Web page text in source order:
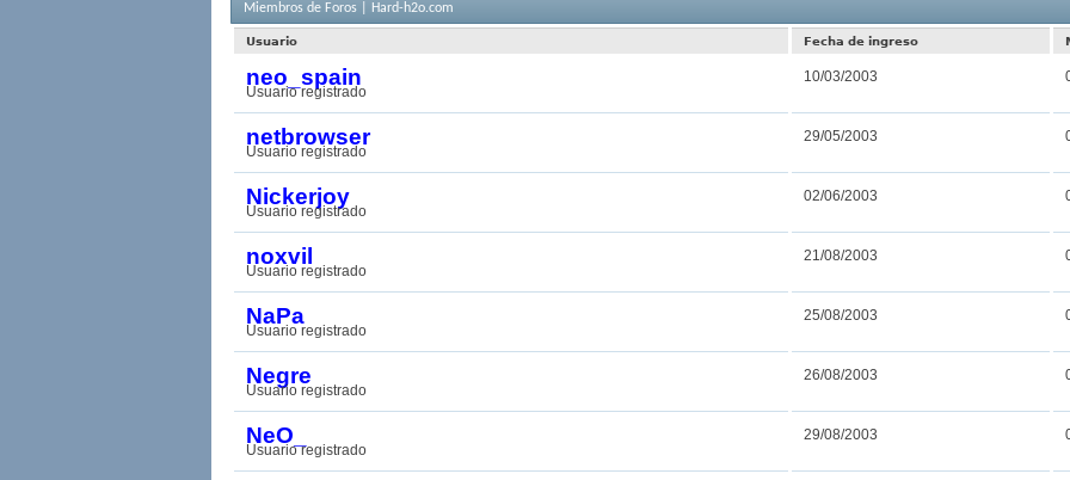
Miembros de Foros | Hard-h2o.com
Usuario Fecha de ingreso
neo_spain
Usuario registrado
10/03/2003
netbrowser
Usuario registrado
29/05/2003
Nickerjoy
Usuario registrado
02/06/2003
noxvil
Usuario registrado
21/08/2003
NaPa
Usuario registrado
25/08/2003
Negre
Usuario registrado
26/08/2003
NeO_
Usuario registrado
29/08/2003